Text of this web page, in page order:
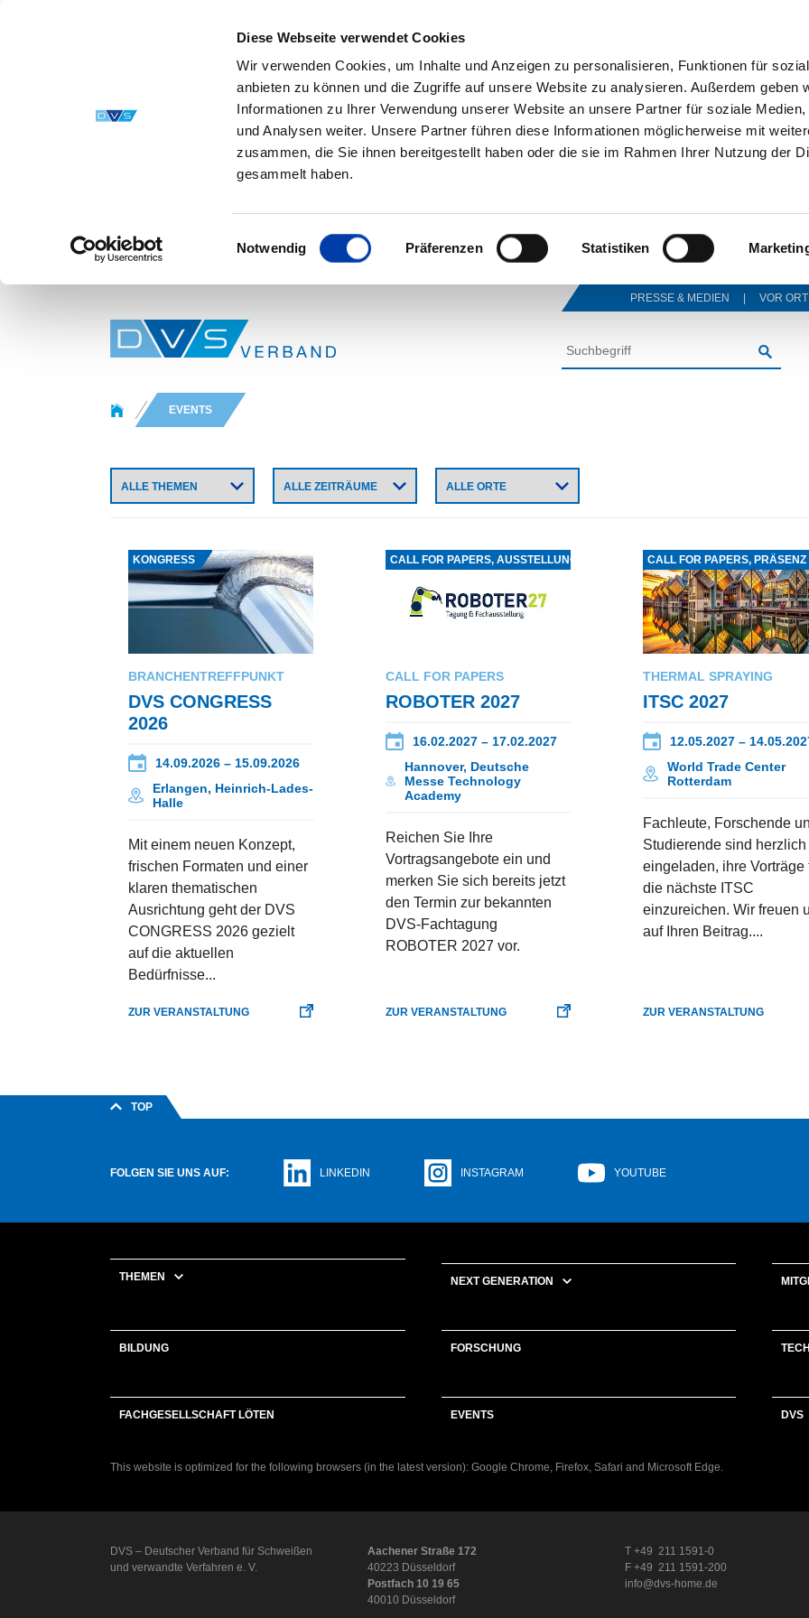
Diese Webseite verwendet Cookies
Wir verwenden Cookies, um Inhalte und Anzeigen zu personalisieren, Funktionen für
anbieten zu können und die Zugriffe auf unsere Website zu analysieren. Außerdem geben
Informationen zu Ihrer Verwendung unserer Website an unsere Partner für soziale Medien,
und Analysen weiter. Unsere Partner führen diese Informationen möglicherweise mit
zusammen, die Sie ihnen bereitgestellt haben oder die sie im Rahmen Ihrer Nutzung der
gesammelt haben.
Einwilligungsauswahl
Notwendig Präferenzen Statistiken
PRESSE & MEDIEN VOR ORT
You are here:EVENTS
KONGRESS
BRANCHENTREFFPUNKT
DVS CONGRESS
2026
14.09.2026 – 15.09.2026
Erlangen, Heinrich-Lades-
Halle
Mit einem neuen Konzept,
frischen Formaten und einer
klaren thematischen
Ausrichtung geht der DVS
CONGRESS 2026 gezielt
auf die aktuellen
Bedürfnisse...
ZUR VERANSTALTUNG
CALL FOR PAPERS, AUSSTELLUNG
CALL FOR PAPERS
ROBOTER 2027
16.02.2027 – 17.02.2027
Hannover, Deutsche
Messe Technology
Academy
Reichen Sie Ihre
Vortragsangebote ein und
merken Sie sich bereits jetzt
den Termin zur bekannten
DVS-Fachtagung
ROBOTER 2027 vor.
ZUR VERANSTALTUNG
CALL FOR PAPERS, PRÄSENZ
THERMAL SPRAYING
ITSC 2027
12.05.2027 –
World Trade Center
Rotterdam
Fachleute, Forschende
Studierende sind herzlich
eingeladen, ihre Vorträge
die nächste ITSC
einzureichen. Wir freuen
auf Ihren Beitrag....
ZUR VERANSTALTUNG
TOP
FOLGEN SIE UNS AUF: LINKEDIN INSTAGRAM YOUTUBE
THEMEN NEXT GENERATION
BILDUNG FORSCHUNG
FACHGESELLSCHAFT LÖTEN EVENTS DVS
This website is optimized for the following browsers (in the latest version): Google Chrome, Firefox, Safari and Microsoft Edge.
DVS – Deutscher Verband für Schweißen
und verwandte Verfahren e. V.
Aachener Straße 172
40223 Düsseldorf
Postfach 10 19 65
40010 Düsseldorf
T +49 211 1591-0
F +49 211 1591-200
info@dvs-home.de